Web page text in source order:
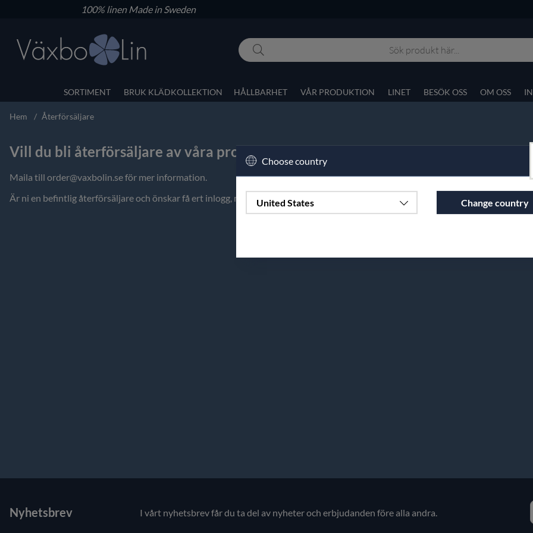
100% linenMade in Sweden
SORTIMENT BRUK KLÄDKOLLEKTION HÅLLBARHET VÅR PRODUKTION LINET BESÖK OSS OM OSS
Hem Återförsäljare
Vill du bli återförsäljare av våra produkter?
Maila till order@vaxbolin.seför mer information.
Är ni en befintlig återförsäljare och önskar få ert inlogg, maila order@vaxbolin.se
Choose country
United States Change country
Nyhetsbrev I vårt nyhetsbrev får du ta del av nyheter och erbjudanden före alla andra.